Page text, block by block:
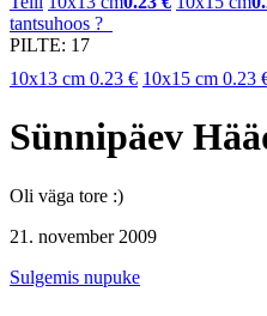
tantsuhoos ?
PILTE: 17
10x13 cm 0.23 € 10x15 cm 0.23
Sünnipäev
Oli väga tore :)
21. november 2009
Sulgemis nupuke